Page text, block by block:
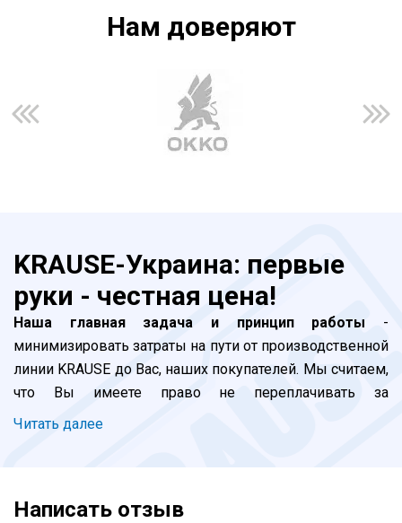
Нам доверяют
KRAUSE-Украина: первые
руки - честная цена!
Наша главная задача и принцип работы -
минимизировать затраты на пути от производственной
линии KRAUSE до Вас, наших покупателей. Мы считаем,
что Вы имеете право не переплачивать за
прохождение наших лестниц и стремянок по долгой
того, что клиент, сделавший заказ сегодня до 16:00,
Читать далее
Написать отзыв